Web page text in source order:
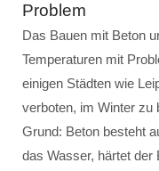
Problem
Das Bauen mit Beton
Temperaturen mit
einigen Städten wie
verboten, im Winter zu
Grund: Beton besteht
das Wasser, härtet